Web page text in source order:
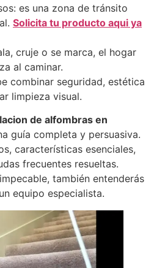
es una zona de tránsito
Solicita tu producto aqui ya
cruje o se marca, el hogar
al caminar.
combinar seguridad, estética
limpieza visual.
de alfombras en
guía completa y persuasiva.
características esenciales,
frecuentes resueltas.
también entenderás
equipo especialista.